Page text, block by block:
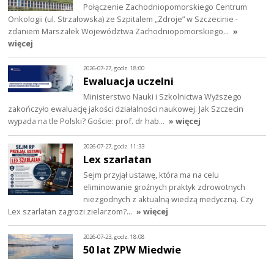
Połączenie Zachodniopomorskiego Centrum
Onkologii (ul. Strzałowska) ze Szpitalem „Zdroje” w Szczecinie -
zdaniem Marszałek Województwa Zachodniopomorskiego… »
więcej
2026-07-27, godz. 18:00
Ewaluacja uczelni
Ministerstwo Nauki i Szkolnictwa Wyższego
zakończyło ewaluację jakości działalności naukowej. Jak Szczecin
wypada na tle Polski? Goście: prof. dr hab… » więcej
2026-07-27, godz. 11:33
Lex szarlatan
Sejm przyjął ustawę, która ma na celu
eliminowanie groźnych praktyk zdrowotnych
niezgodnych z aktualną wiedzą medyczną. Czy
Lex szarlatan zagrozi zielarzom?… » więcej
2026-07-23, godz. 18:08
50 lat ZPW Miedwie